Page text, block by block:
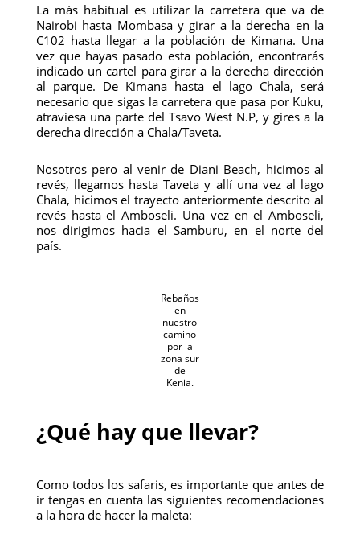
La más habitual es utilizar la carretera que va de
Nairobi hasta Mombasa y girar a la derecha en la
C102 hasta llegar a la población de Kimana. Una
vez que hayas pasado esta población, encontrarás
indicado un cartel para girar a la derecha dirección
al parque. De Kimana hasta el lago Chala, será
necesario que sigas la carretera que pasa por Kuku,
atraviesa una parte del Tsavo West N.P, y gires a la
derecha dirección a Chala/Taveta.
Nosotros pero al venir de Diani Beach, hicimos al
revés, llegamos hasta Taveta y allí una vez al lago
Chala, hicimos el trayecto anteriormente descrito al
revés hasta el Amboseli. Una vez en el Amboseli,
nos dirigimos hacia el Samburu, en el norte del
país.
Rebaños
en
nuestro
camino
por la
zona sur
de
Kenia.
¿Qué hay que llevar?
Como todos los safaris, es importante que antes de
ir tengas en cuenta las siguientes recomendaciones
a la hora de hacer la maleta: